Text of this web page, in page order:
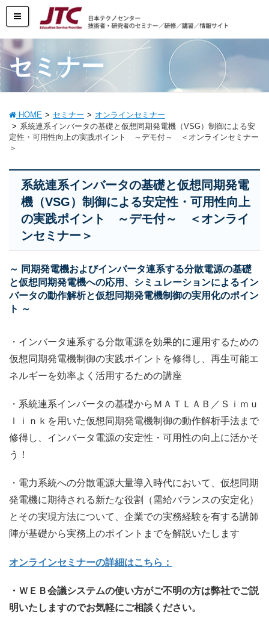
セミナー
HOME セミナー
オンラインセミナー
系統連系インバータの基礎と仮想同期発電機（VSG）制御による安
定性・可用性向上の実践ポイント ～デモ付～ ＜オンラインセミナー
＞
系統連系インバータの基礎と仮想同期発電
機（VSG）制御による安定性・可用性向上
の実践ポイント ～デモ付～ ＜オンライ
ンセミナー＞
～ 同期発電機およびインバータ連系する分散電源の基礎
と仮想同期発電機への応用、シミュレーションによるイン
バータの動作解析と仮想同期発電機制御の実用化のポイン
ト ～
・インバータ連系する分散電源を効果的に運用するための
仮想同期発電機制御の実践ポイントを修得し、再生可能エ
ネルギーを効率よく活用するための講座
・系統連系インバータの基礎からＭＡＴＬＡＢ／Ｓｉｍｕ
ｌｉｎｋを用いた仮想同期発電機制御の動作解析手法まで
修得し、インバータ電源の安定性・可用性の向上に活かそ
う！
・電力系統への分散電源大量導入時代において、仮想同期
発電機に期待される新たな役割（需給バランスの安定化）
とその実現方法について、企業での実務経験を有する講師
陣が基礎から実務上のポイントまでを解説いたします
オンラインセミナーの詳細はこちら：
・ＷＥＢ会議システムの使い方がご不明の方は弊社でご説
明いたしますのでお気軽にご相談ください。